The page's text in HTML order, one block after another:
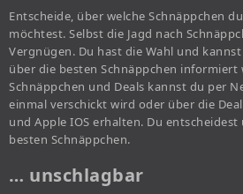
Entscheide, über welche Schnäppchen
möchtest. Selbst die Jagd nach
Vergnügen. Du hast die Wahl und
über die besten Schnäppchen informiert
Schnäppchen und Deals kannst du per
einmal verschickt wird oder über die
und Apple IOS erhalten. Du
besten Schnäppchen.
… unschlagbar